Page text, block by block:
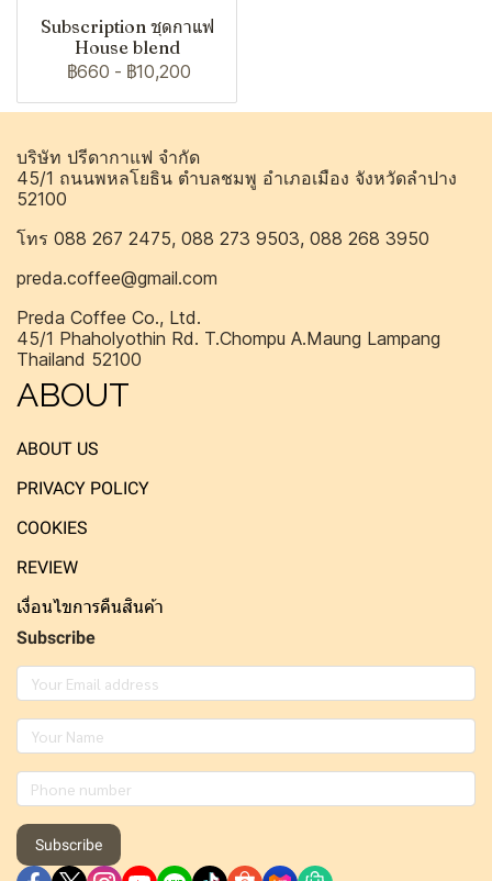
Subscription ชุดกาแฟ
House blend
฿660 - ฿10,200
บริษัท ปรีดากาแฟ จำกัด
45/1 ถนนพหลโยธิน ตำบลชมพู อำเภอเมือง จังหวัดลำปาง
52100
โทร 088 267 2475, 088 273 9503, 088 268 3950
preda.coffee@gmail.com
Preda Coffee Co., Ltd.
45/1 Phaholyothin Rd. T.Chompu A.Maung Lampang
Thailand 52100
ABOUT
ABOUT US
PRIVACY POLICY
COOKIES
REVIEW
เงื่อนไขการคืนสินค้า
Subscribe
Subscribe